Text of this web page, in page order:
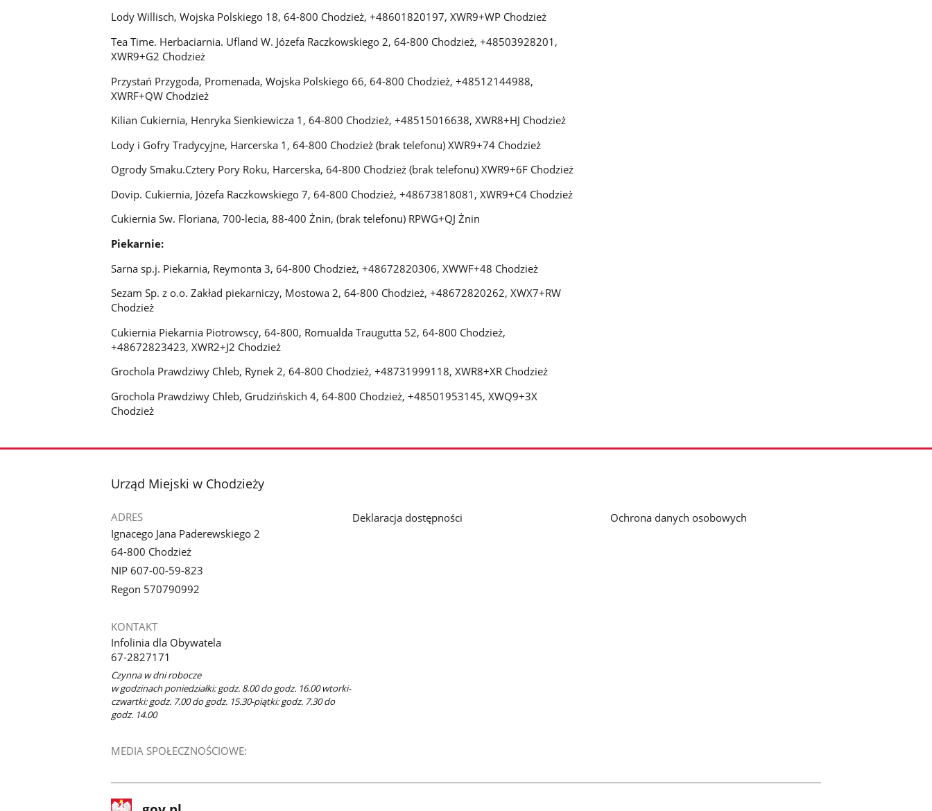
Lody Willisch, Wojska Polskiego 18, 64-800 Chodzież, +48601820197, XWR9+WP Chodzież
Tea Time. Herbaciarnia. Ufland W. Józefa Raczkowskiego 2, 64-800 Chodzież, +48503928201,
XWR9+G2 Chodzież
Przystań Przygoda, Promenada, Wojska Polskiego 66, 64-800 Chodzież, +48512144988,
XWRF+QW Chodzież
Kilian Cukiernia, Henryka Sienkiewicza 1, 64-800 Chodzież, +48515016638, XWR8+HJ Chodzież
Lody i Gofry Tradycyjne, Harcerska 1, 64-800 Chodzież (brak telefonu) XWR9+74 Chodzież
Ogrody Smaku.Cztery Pory Roku, Harcerska, 64-800 Chodzież (brak telefonu) XWR9+6F Chodzież
Dovip. Cukiernia, Józefa Raczkowskiego 7, 64-800 Chodzież, +48673818081, XWR9+C4 Chodzież
Cukiernia Sw. Floriana, 700-lecia, 88-400 Żnin, (brak telefonu) RPWG+QJ Żnin
Piekarnie:
Sarna sp.j. Piekarnia, Reymonta 3, 64-800 Chodzież, +48672820306, XWWF+48 Chodzież
Sezam Sp. z o.o. Zakład piekarniczy, Mostowa 2, 64-800 Chodzież, +48672820262, XWX7+RW
Chodzież
Cukiernia Piekarnia Piotrowscy, 64-800, Romualda Traugutta 52, 64-800 Chodzież,
+48672823423, XWR2+J2 Chodzież
Grochola Prawdziwy Chleb, Rynek 2, 64-800 Chodzież, +48731999118, XWR8+XR Chodzież
Grochola Prawdziwy Chleb, Grudzińskich 4, 64-800 Chodzież, +48501953145, XWQ9+3X
Chodzież
stopka
Urząd Miejski w Chodzieży
ADRES
Ignacego Jana Paderewskiego 2
64-800 Chodzież
NIP 607-00-59-823
Regon 570790992
KONTAKT
Infolinia dla Obywatela
67-2827171
Czynna w dni robocze
w godzinach poniedziałki: godz. 8.00 do godz. 16.00 wtorki-
czwartki: godz. 7.00 do godz. 15.30-piątki: godz. 7.30 do
godz. 14.00
MEDIA SPOŁECZNOŚCIOWE:
Deklaracja dostępności Ochrona danych osobowych
stopkaStrona